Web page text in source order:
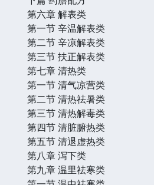
第六章 解表类
第一节 辛温解表类
第二节 辛凉解表类
第三节 扶正解表类
第七章 清热类
第一节 清气凉营类
第二节 清热祛暑类
第三节 清热解毒类
第四节 清脏腑热类
第五节 清退虚热类
第八章 泻下类
第九章 温里祛寒类